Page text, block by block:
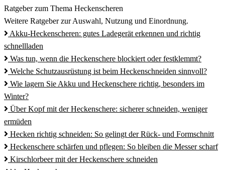
Ratgeber zum Thema Heckenscheren
Weitere Ratgeber zur Auswahl, Nutzung und Einordnung.
Akku-Heckenscheren: gutes Ladegerät erkennen und richtig
schnellladen
Was tun, wenn die Heckenschere blockiert oder festklemmt?
Welche Schutzausrüstung ist beim Heckenschneiden sinnvoll?
Wie lagern Sie Akku und Heckenschere richtig, besonders im
Winter?
Über Kopf mit der Heckenschere: sicherer schneiden, weniger
ermüden
Hecken richtig schneiden: So gelingt der Rück- und Formschnitt
Heckenschere schärfen und pflegen: So bleiben die Messer scharf
Kirschlorbeer mit der Heckenschere schneiden